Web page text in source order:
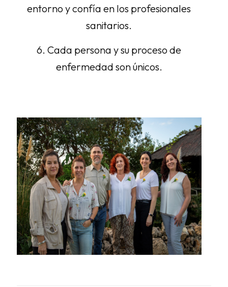
entorno y confía en los profesionales
sanitarios.
6. Cada persona y su proceso de
enfermedad son únicos.